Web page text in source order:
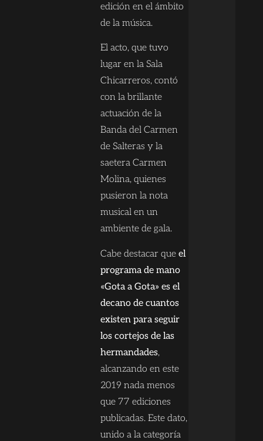
edición en el ámbito
de la música.
El acto, que tuvo
lugar en la Sala
Chicarreros, contó
con la brillante
actuación de la
Banda del Carmen
de Salteras y la
saetera Carmen
Molina, quienes
pusieron la nota
musical en un
ambiente de gala.
Cabe destacar que el
programa de mano
«Gota a Gota» es el
decano de cuantos
existen para seguir
los cortejos de las
hermandades,
alcanzando en este
2019 nada menos
que 77 ediciones
publicadas. Este dato,
unido a la categoría